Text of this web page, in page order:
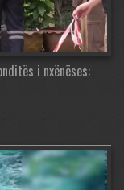
i nxënëses: